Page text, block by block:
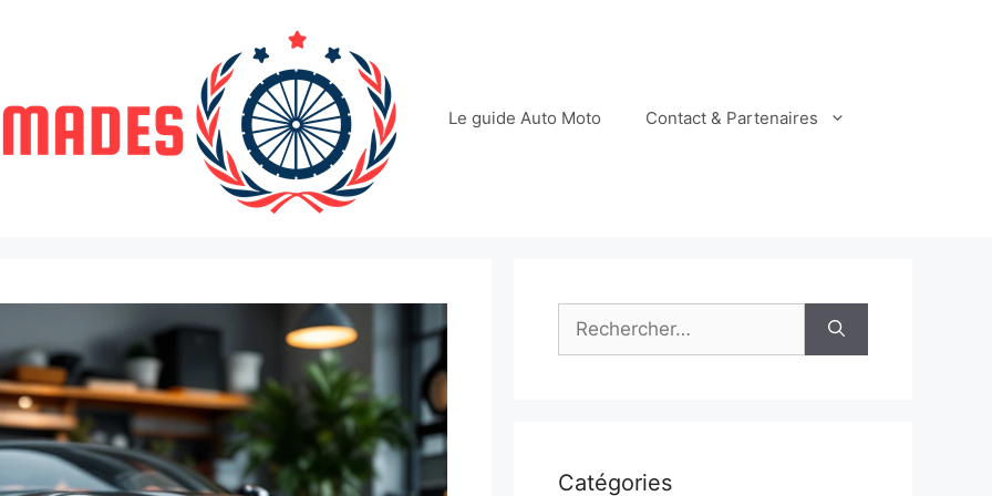
Le guide Auto Moto Contact & Partenaires
Rechercher :
Catégories